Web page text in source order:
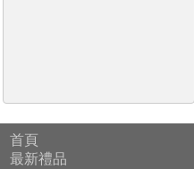
首頁
最新禮品